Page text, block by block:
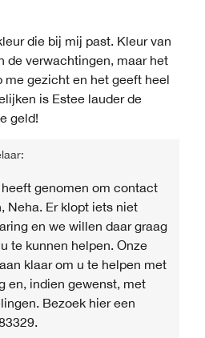
die bij mij past. Kleur van
de verwachtingen, maar het
me gezicht en het geeft heel
is Estee lauder de
geld!
genomen om contact
Neha. Er klopt iets niet
en we willen daar graag
te kunnen helpen. Onze
​​klaar om u te helpen met
en, indien gewenst, met
Bezoek hier een